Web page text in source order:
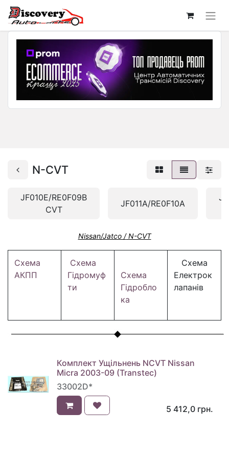
N-CVT
JF010E/RE0F09B
CVT
JF011A/RE0F10A
Nissan/Jatco /N-CVT
Схема
АКПП
Схема
Гідромуф
ти
Схема
Гідробло
ка
Схема
Електрок
лапанів
Комплект Ущільнень NCVT Nissan
Micra 2003-09 (Transtec)
33002D*
5 412,0 грн.